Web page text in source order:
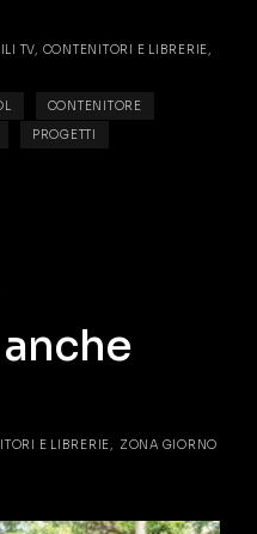
TV, CONTENITORI E LIBRERIE,
CONTENITORE
PROGETTI
E LIBRERIE ZONA GIORNO